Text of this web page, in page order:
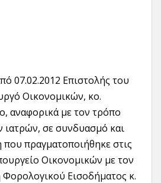
07.02.2012 Επιστολής του
Οικονομικών, κο.
αναφορικά με τον τρόπο
σε συνδυασμό και
πραγματοποιήθηκε στις
Οικονομικών με τον
Φορολογικού Εισοδήματος κ.